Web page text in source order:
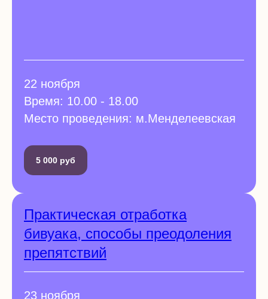
22 ноября
Время: 10.00 - 18.00
Место проведения: м.Менделеевская
5 000 руб
Практическая отработка
бивуака, способы преодоления
препятствий
23 ноября